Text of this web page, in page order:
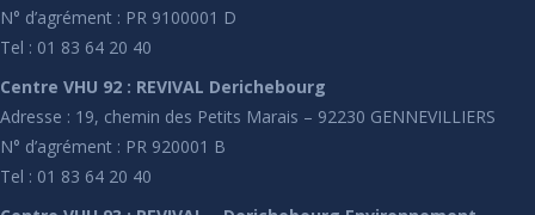
N° d’agrément : PR 9100001 D
Tel : 01 83 64 20 40
Centre VHU 92 : REVIVAL Derichebourg
Adresse : 19, chemin des Petits Marais – 92230 GENNEVILLIERS
N° d’agrément : PR 920001 B
Tel : 01 83 64 20 40